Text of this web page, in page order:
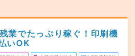
業でたっぷり稼ぐ！印刷機
いOK